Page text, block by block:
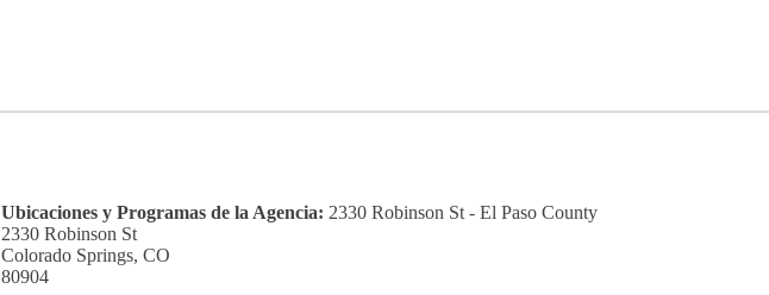
Ubicaciones y Programas de la Agencia: 2330 Robinson St - El Paso County
2330 Robinson St
Colorado Springs, CO
80904